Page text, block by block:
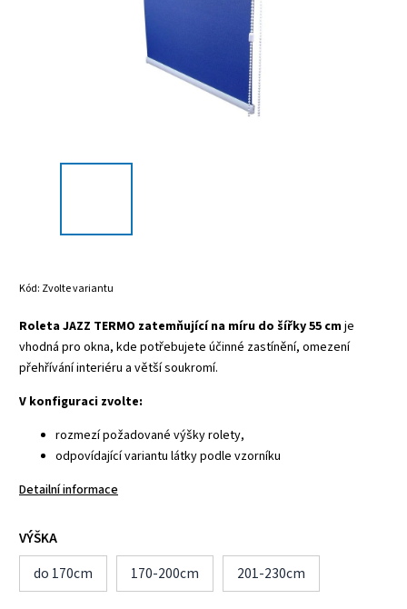
Kód: Zvolte variantu
Roleta JAZZ TERMO zatemňující na míru do šířky 55 cmje
vhodná pro okna, kde potřebujete účinné zastínění, omezení
přehřívání interiéru a větší soukromí.
V konfiguraci zvolte:
rozmezí požadované výšky rolety,
odpovídající variantu látky podle vzorníku
Detailní informace
VÝŠKA
do 170cm
170-200cm 201-230cm